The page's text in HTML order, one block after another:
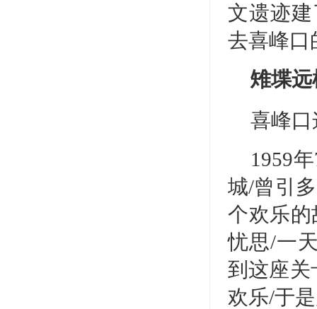
文遗迹
去喜峰口
雉堞
喜峰
1959
城/曾引
个欢乐
忧思/一
到这座关
欢乐/于